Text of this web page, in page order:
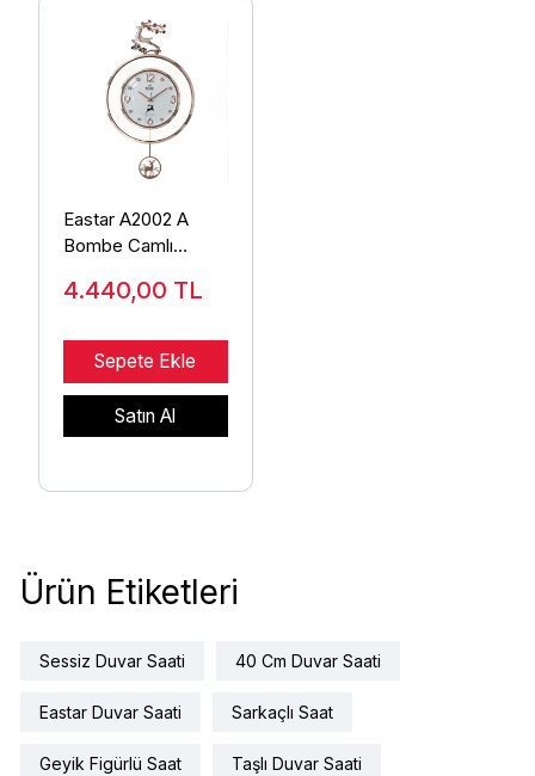
Eastar A2002 A
Bombe Camlı
4.440,00 TL
Sepete Ekle
Satın Al
Ürün Etiketleri
Sessiz Duvar Saati 40 Cm Duvar Saati
Eastar Duvar Saati Sarkaçlı Saat
Geyik Figürlü Saat Taşlı Duvar Saati